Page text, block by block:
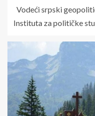
Vodeći srpski
Instituta za političke